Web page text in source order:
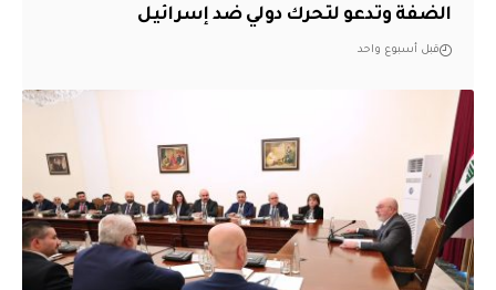
الضفة وتدعو لتحرك دولي ضد إسرائيل
قبل أسبوع واحد